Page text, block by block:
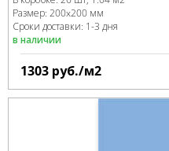
Размер: 200x200 мм
Сроки доставки: 1-3 дня
в наличии
1303 руб./м2